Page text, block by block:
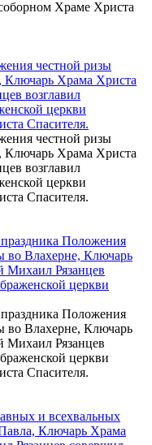
Храме Христа
честной ризы
Ключарь Храма Христа
возглавил
церкви
Спасителя.
честной ризы
Ключарь Храма Христа
возглавил
церкви
Спасителя.
Положения
во Влахерне, Ключарь
Михаил Рязанцев
церкви
Положения
во Влахерне, Ключарь
Михаил Рязанцев
церкви
Спасителя.
и всехвальных
Ключарь Храма